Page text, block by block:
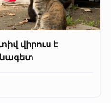
վիրուս է